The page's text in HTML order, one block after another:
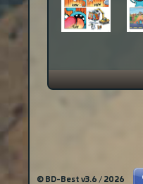
© BD-Best v3.6 / 2026